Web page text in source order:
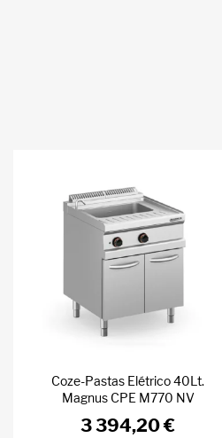
Coze-Pastas Elétrico 40Lt.
Magnus CPE M770 NV
3 394,20€